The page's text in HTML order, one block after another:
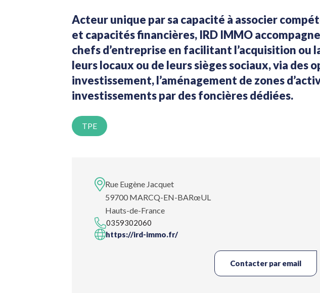
Acteur unique par sa capacité à associer
et capacités financières, IRD IMMO
chefs d’entreprise en facilitant l’acquisition ou
leurs locaux ou de leurs sièges sociaux, via des
investissement, l’aménagement de zones
investissements par des foncières dédiées.
TPE
Rue Eugène Jacquet
59700 MARCQ-EN-BARœUL
Hauts-de-France
0359302060
https://ird-immo.fr/
Contacter par email